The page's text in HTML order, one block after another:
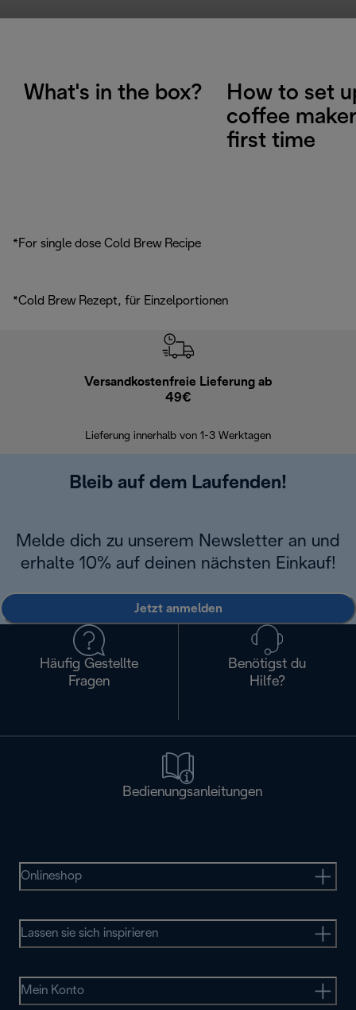
What's in the box?
How to set
coffee
first time
*For single dose Cold Brew Recipe
*Cold Brew Rezept, für Einzelportionen
Versandkostenfreie Lieferung ab
49€
Lieferung innerhalb von 1-3 Werktagen
Bleib auf dem Laufenden!
Melde dich zu unserem Newsletter an und
erhalte 10% auf deinen nächsten Einkauf!
Jetzt anmelden
Häufig Gestellte
Fragen
Benötigst du
Hilfe?
Bedienungsanleitungen
Onlineshop
Lassen sie sich inspirieren
Mein Konto